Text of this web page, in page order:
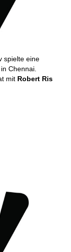
spielte eine
Chennai.
mit Robert Ris